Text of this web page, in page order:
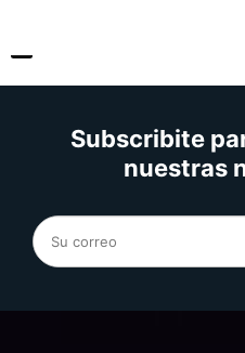
Subscribite
nuestras